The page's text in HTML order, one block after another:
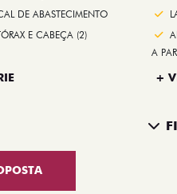
DE ABASTECIMENTO
E CABEÇA (2)
A
+